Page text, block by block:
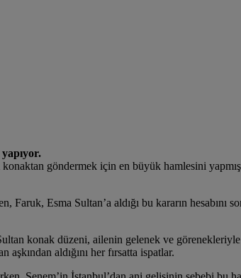
göndermek için en büyük hamlesini
Faruk, Esma Sultan’a aldığı bu kararın
konak düzeni, ailenin gelenek ve
aldığını her fırsatta ispatlar.